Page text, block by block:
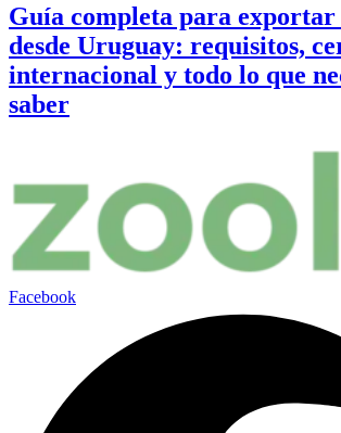
Guía completa para exportar
desde Uruguay: requisitos,
internacional y todo lo que
saber
Facebook